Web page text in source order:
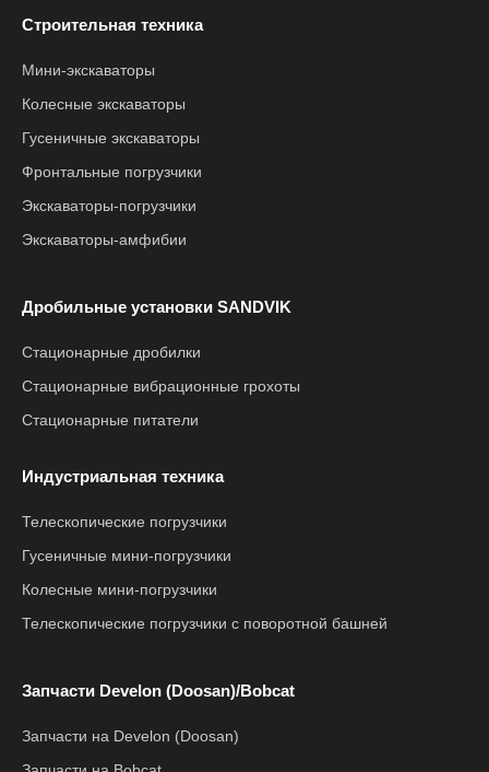
Строительная техника
Мини-экскаваторы
Колесные экскаваторы
Гусеничные экскаваторы
Фронтальные погрузчики
Экскаваторы-погрузчики
Экскаваторы-амфибии
Дробильные установки SANDVIK
Стационарные дробилки
Стационарные вибрационные грохоты
Стационарные питатели
Индустриальная техника
Телескопические погрузчики
Гусеничные мини-погрузчики
Колесные мини-погрузчики
Телескопические погрузчики с поворотной башней
Запчасти Develon (Doosan)/Bobcat
Запчасти на Develon (Doosan)